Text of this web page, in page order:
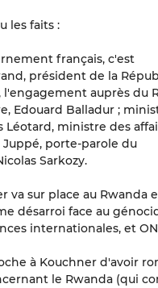
les faits :
français, c'est
président de la
l'engagement auprès du
Edouard Balladur ;
Léotard, ministre des
porte-parole du
Sarkozy.
va sur place au Rwanda
désarroi face au
internationales, et
à Kouchner d'avoir
le Rwanda (qui